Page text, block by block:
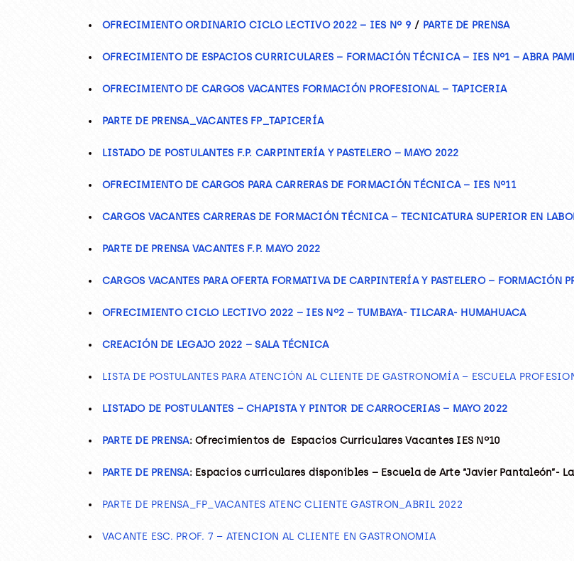
OFRECIMIENTO ORDINARIO CICLO LECTIVO 2022 – IES Nº 9 / PARTE DE PRENSA
OFRECIMIENTO DE ESPACIOS CURRICULARES – FORMACIÓN TÉCNICA – IES Nº1 – ABRA
OFRECIMIENTO DE CARGOS VACANTES FORMACIÓN PROFESIONAL – TAPICERIA
PARTE DE PRENSA_VACANTES FP_TAPICERÍA
LISTADO DE POSTULANTES F.P. CARPINTERÍA Y PASTELERO – MAYO 2022
OFRECIMIENTO DE CARGOS PARA CARRERAS DE FORMACIÓN TÉCNICA – IES Nº11
CARGOS VACANTES CARRERAS DE FORMACIÓN TÉCNICA – TECNICATURA SUPERIOR EN
PARTE DE PRENSA VACANTES F.P. MAYO 2022
CARGOS VACANTES PARA OFERTA FORMATIVA DE CARPINTERÍA Y PASTELERO – FORMACIÓN
OFRECIMIENTO CICLO LECTIVO 2022 – IES Nº2 – TUMBAYA- TILCARA- HUMAHUACA
CREACIÓN DE LEGAJO 2022 – SALA TÉCNICA
LISTA DE POSTULANTES PARA ATENCIÓN AL CLIENTE DE GASTRONOMÍA – ESCUELA
LISTADO DE POSTULANTES – CHAPISTA Y PINTOR DE CARROCERIAS – MAYO 2022
PARTE DE PRENSA: Ofrecimientos de Espacios Curriculares Vacantes IES Nº10
PARTE DE PRENSA: Espacios curriculares disponibles – Escuela de Arte “Javier Pantaleón”-
PARTE DE PRENSA_FP_VACANTES ATENC CLIENTE GASTRON_ABRIL 2022
VACANTE ESC. PROF. 7 – ATENCION AL CLIENTE EN GASTRONOMIA